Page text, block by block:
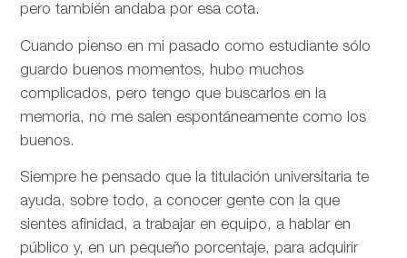
pero también andaba por esa cota.
Cuando pienso en mi pasado como estudiante sólo
guardo buenos momentos, hubo muchos
complicados, pero tengo que buscarlos en la
memoria, no me salen espontáneamente como los
buenos.
Siempre he pensado que la titulación universitaria te
ayuda, sobre todo, a conocer gente con la que
sientes afinidad, a trabajar en equipo, a hablar en
público y, en un pequeño porcentaje, para adquirir